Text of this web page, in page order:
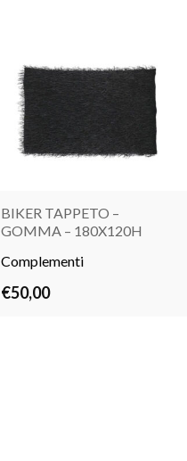
TUTTO
BIKER TAPPETO –
GOMMA – 180X120H
Complementi
€50,00